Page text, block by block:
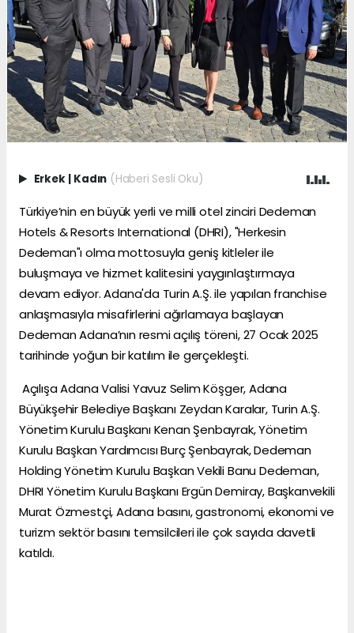
Erkek | Kadın (Haberi Sesli Oku)
Türkiye’nin en büyük yerli ve milli otel zinciri Dedeman
Hotels & Resorts International (DHRI), "Herkesin
Dedeman"ı olma mottosuyla geniş kitleler ile
buluşmaya ve hizmet kalitesini yaygınlaştırmaya
devam ediyor. Adana'da Turin A.Ş. ile yapılan franchise
anlaşmasıyla misafirlerini ağırlamaya başlayan
Dedeman Adana’nın resmi açılış töreni, 27 Ocak 2025
tarihinde yoğun bir katılım ile gerçekleşti.
Açılışa Adana Valisi Yavuz Selim Köşger, Adana
Büyükşehir Belediye Başkanı Zeydan Karalar, Turin A.Ş.
Yönetim Kurulu Başkanı Kenan Şenbayrak, Yönetim
Kurulu Başkan Yardımcısı Burç Şenbayrak, Dedeman
Holding Yönetim Kurulu Başkan Vekili Banu Dedeman,
DHRI Yönetim Kurulu Başkanı Ergün Demiray, Başkanvekili
Murat Özmestçi, Adana basını, gastronomi, ekonomi ve
turizm sektör basını temsilcileri ile çok sayıda davetli
katıldı.